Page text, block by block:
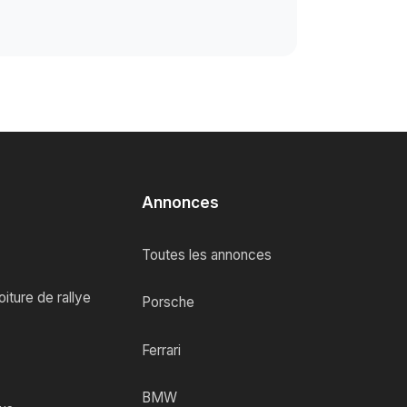
de rallye
Annonces
Toutes les annonces
Porsche
Ferrari
BMW